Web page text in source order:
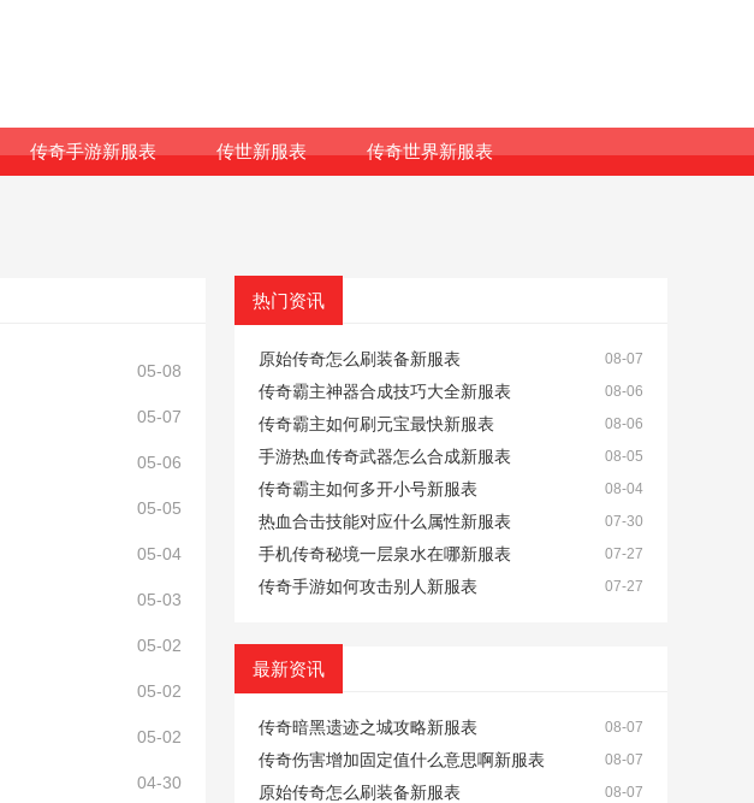
传奇手游新服表 传世新服表 传奇世界新服表
05-08
05-07
05-06
05-05
05-04
05-03
05-02
05-02
05-02
04-30
热门资讯
原始传奇怎么刷装备新服表 08-07
传奇霸主神器合成技巧大全新服表 08-06
传奇霸主如何刷元宝最快新服表 08-06
手游热血传奇武器怎么合成新服表 08-05
传奇霸主如何多开小号新服表 08-04
热血合击技能对应什么属性新服表 07-30
手机传奇秘境一层泉水在哪新服表 07-27
传奇手游如何攻击别人新服表 07-27
最新资讯
传奇暗黑遗迹之城攻略新服表 08-07
传奇伤害增加固定值什么意思啊新服表 08-07
原始传奇怎么刷装备新服表 08-07